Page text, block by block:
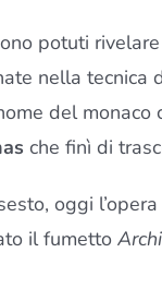
potuti
nella
del
che finì di
oggi
il fumetto